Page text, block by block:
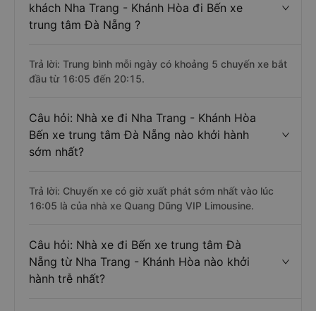
khách Nha Trang - Khánh Hòa đi Bến xe
trung tâm Đà Nẵng ?
Trả lời: Trung bình mỗi ngày có khoảng 5 chuyến xe bắt
đầu từ 16:05 đến 20:15.
Câu hỏi: Nhà xe đi Nha Trang - Khánh Hòa
Bến xe trung tâm Đà Nẵng nào khởi hành
sớm nhất?
Trả lời: Chuyến xe có giờ xuất phát sớm nhất vào lúc
16:05 là của nhà xe Quang Dũng VIP Limousine.
Câu hỏi: Nhà xe đi Bến xe trung tâm Đà
Nẵng từ Nha Trang - Khánh Hòa nào khởi
hành trễ nhất?